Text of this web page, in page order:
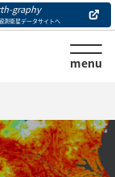
graphy
測衛星データサイトへ
menu